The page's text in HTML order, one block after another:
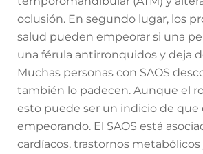
oclusión. En segundo lugar, los
salud pueden empeorar si una
una férula antirronquidos y deja
Muchas personas con SAOS
también lo padecen. Aunque el
esto puede ser un indicio de que
empeorando. El SAOS está
cardíacos, trastornos